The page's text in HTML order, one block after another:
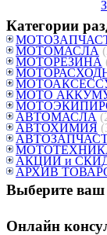
Категории
МОТОМАСЛА
МОТОРЕЗИНА
МОТО
АВТОМАСЛА
АВТОХИМИЯ
АКЦИИ и
АРХИВ
Выберите ваш
Онлайн